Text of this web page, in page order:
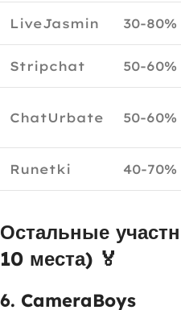
LiveJasmin 30-80%
Stripchat 50-60%
ChatUrbate 50-60%
Runetki 40-70%
Остальные
10 места) 🏅
6. CameraBoys